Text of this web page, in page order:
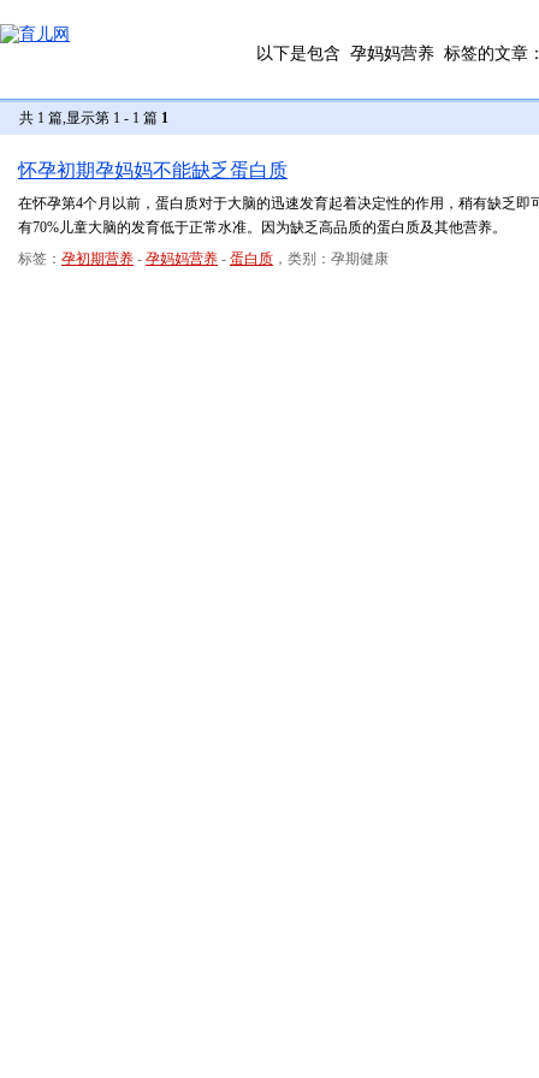
以下是包含 孕妈妈营养 标签的文章
共 1 篇,显示第 1 - 1 篇 1
怀孕初期孕妈妈不能缺乏蛋白质
在怀孕第4个月以前，蛋白质对于大脑的迅速发育起着决定性的作用，稍有缺乏
有70%儿童大脑的发育低于正常水准。因为缺乏高品质的蛋白质及其他营养。
标签： 孕初期营养 - 孕妈妈营养 - 蛋白质 ，类别：孕期健康